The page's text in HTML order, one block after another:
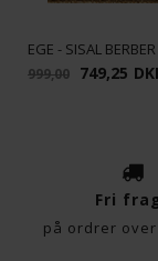
EGE - SISAL
999,00 749,25
Fri
på ordrer over